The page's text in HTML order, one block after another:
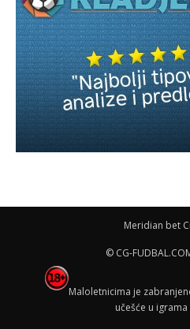
Meridian bet
© CG-
Maloletnicima je
učešće u